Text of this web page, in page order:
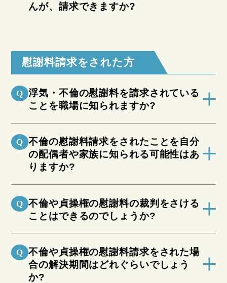
んが、請求できますか?
慰謝料請求をされた方
Q 浮気・不倫の慰謝料を請求されている
ことを職場に知られますか?
Q 不倫の慰謝料請求をされたことを自分
の配偶者や家族に知られる可能性はあ
りますか?
Q 不倫や貞操権の慰謝料の裁判をさける
ことはできるのでしょうか?
Q 不倫や貞操権の慰謝料請求をされた場
合の解決期間はどれぐらいでしょう
か?